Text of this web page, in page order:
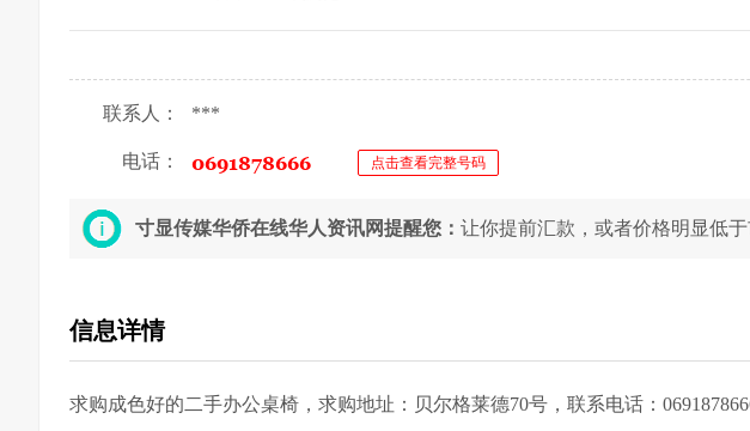
联系人： ***
电话： 点击查看完整号码
寸显传媒华侨在线华人资讯网提醒您： 让你提前汇款，或者价格明显低
信息详情
求购成色好的二手办公桌椅，求购地址：贝尔格莱德70号，联系电话：